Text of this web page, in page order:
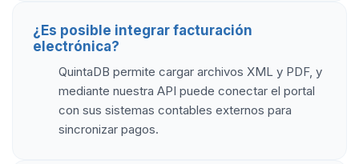
¿Es posible integrar facturación
electrónica?
QuintaDB permite cargar archivos XML y PDF, y
mediante nuestra API puede conectar el portal
con sus sistemas contables externos para
sincronizar pagos.